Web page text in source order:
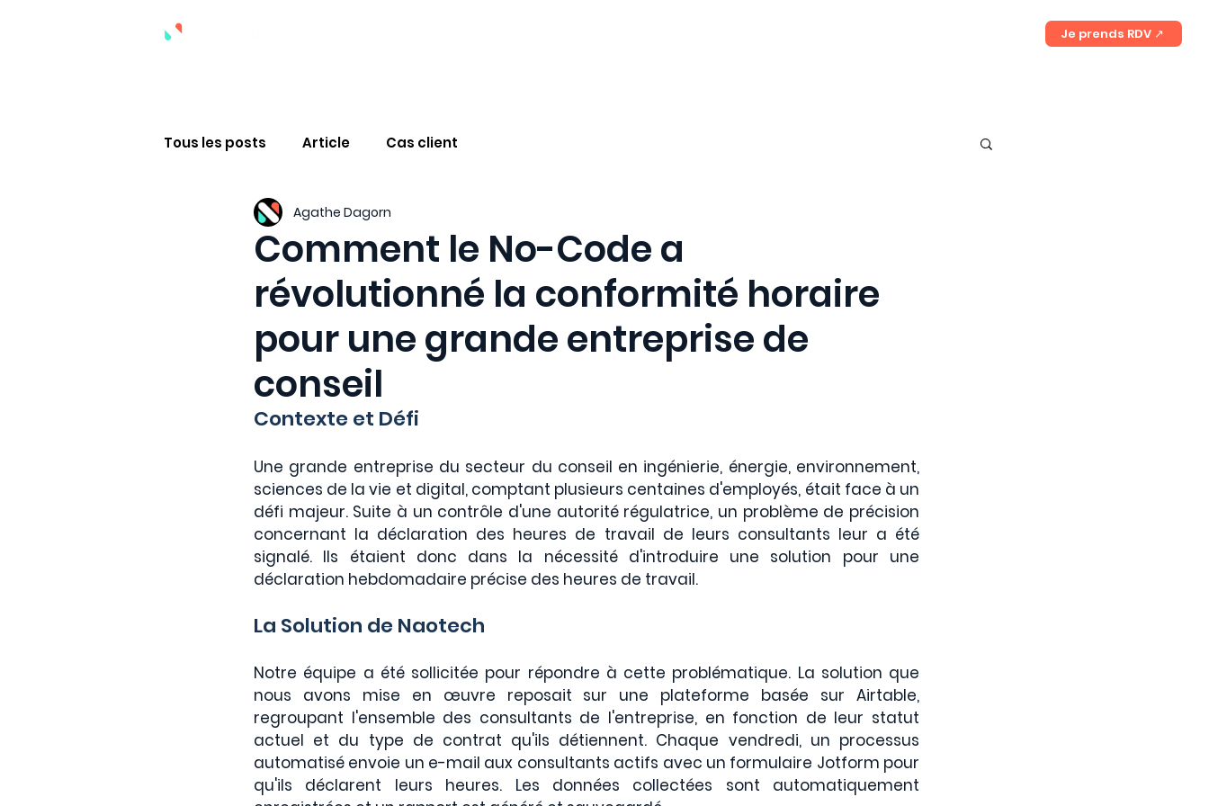
Je prends RDV ↗
Tous les posts Article Cas client
Comment le No-Code a
révolutionné la conformité horaire
pour une grande entreprise de
conseil
Agathe Dagorn
Contexte et Défi
Une grande entreprise du secteur du conseil en ingénierie, énergie, environnement,
sciences de la vie et digital, comptant plusieurs centaines d'employés, était face à un
défi majeur. Suite à un contrôle d'une autorité régulatrice, un problème de précision
concernant la déclaration des heures de travail de leurs consultants leur a été
signalé. Ils étaient donc dans la nécessité d'introduire une solution pour une
déclaration hebdomadaire précise des heures de travail.
La Solution de Naotech
Notre équipe a été sollicitée pour répondre à cette problématique. La solution que
nous avons mise en œuvre reposait sur une plateforme basée sur Airtable,
regroupant l'ensemble des consultants de l'entreprise, en fonction de leur statut
actuel et du type de contrat qu'ils détiennent. Chaque vendredi, un processus
automatisé envoie un e-mail aux consultants actifs avec un formulaire Jotform pour
qu'ils déclarent leurs heures. Les données collectées sont automatiquement